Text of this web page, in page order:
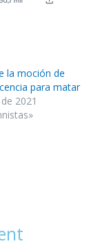
la moción de
para matar
2021